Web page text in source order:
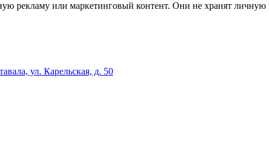
рекламу или маркетинговый контент. Они не хранят
ул. Карельская, д. 50